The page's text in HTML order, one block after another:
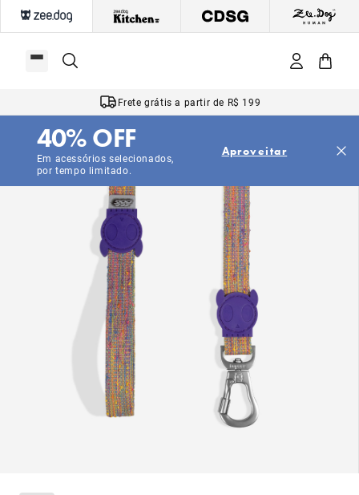
Frete grátis a partir de R$ 199
Em acessórios selecionados,
por tempo limitado.
40% OFF Aproveitar